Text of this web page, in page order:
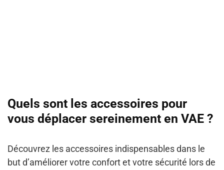
Quels sont les accessoires pour
vous déplacer sereinement en VAE ?
Découvrez les accessoires indispensables dans le
but d’améliorer votre confort et votre sécurité lors de